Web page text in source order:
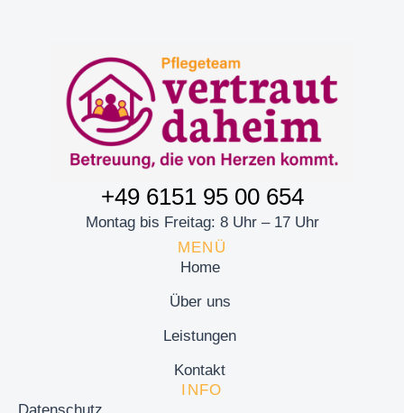
+49 6151 95 00 654
Montag bis Freitag: 8 Uhr – 17 Uhr
MENÜ
Home
Über uns
Leistungen
Kontakt
INFO